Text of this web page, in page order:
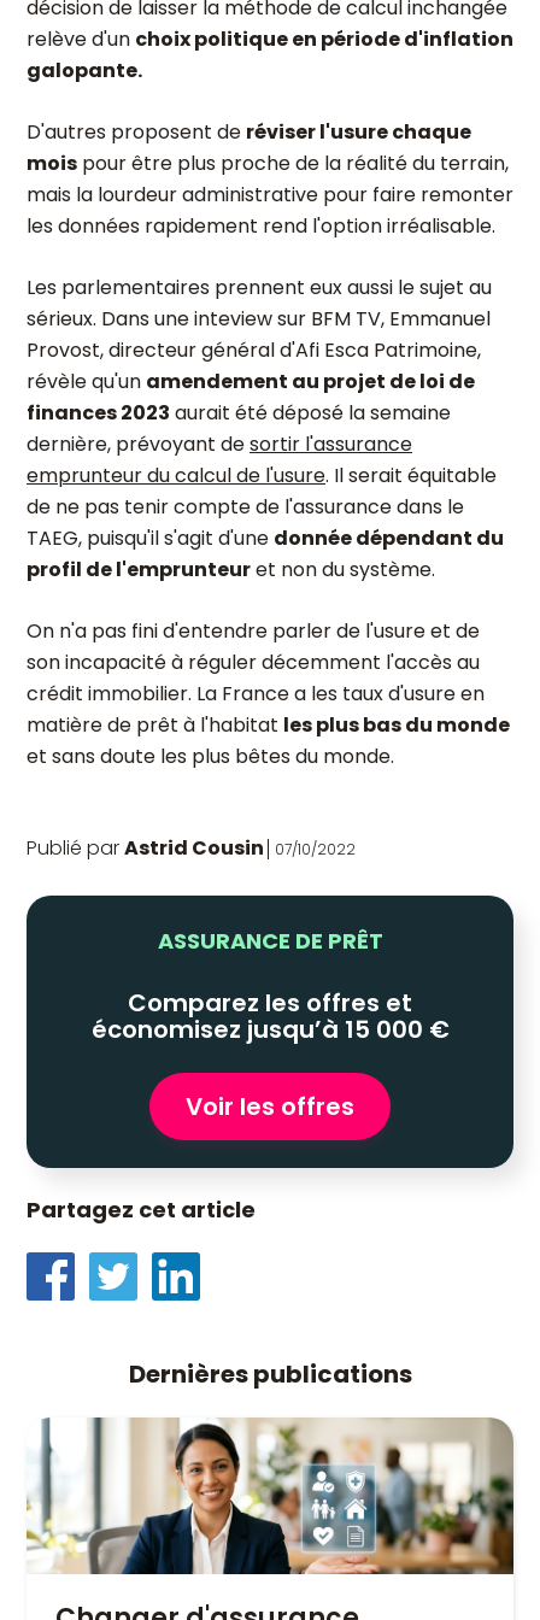
décision de laisser la méthode de calcul inchangée
relève d'un choix politique en période d'inflation
galopante.
D'autres proposent de réviser l'usure chaque
mois pour être plus proche de la réalité du terrain,
mais la lourdeur administrative pour faire remonter
les données rapidement rend l'option irréalisable.
Les parlementaires prennent eux aussi le sujet au
sérieux. Dans une inteview sur BFM TV, Emmanuel
Provost, directeur général d'Afi Esca Patrimoine,
révèle qu'un amendement au projet de loi de
finances 2023 aurait été déposé la semaine
dernière, prévoyant desortir l'assurance
emprunteur du calcul de l'usure. Il serait équitable
de ne pas tenir compte de l'assurance dans le
TAEG, puisqu'il s'agit d'une donnée dépendant du
profil de l'emprunteuret non du système.
On n'a pas fini d'entendre parler de l'usure et de
son incapacité à réguler décemment l'accès au
crédit immobilier. La France a les taux d'usure en
matière de prêt à l'habitat les plus bas du monde
et sans doute les plus bêtes du monde.
Publié parAstrid Cousin 07/10/2022
ASSURANCE DE PRÊT
Comparez les offres et
économisez jusqu’à 15 000 €
Voir les offres
Partagez cet article
Dernières publications